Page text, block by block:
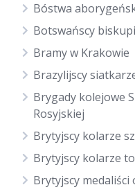
Bóstwa
Botswańscy
Bramy w Krakowie
Brazylijscy
Brygady kolejowe
Rosyjskiej
Brytyjscy kolarze
Brytyjscy kolarze
Brytyjscy medaliści